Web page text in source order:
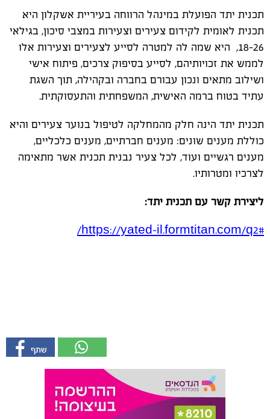
תכנית יתד הפועלת במינהל הרווחה בעיריית אשקלון היא
תכנית לאומית לקידום צעירים וצעירות במצבי סיכון, בגילאי
18-26, היא שמה לה למטרה לסייע לצעירים וצעירות אלו
לממש את זכויותיהם, לסייע בסיפוק צרכים, פיתוח אישי
ושילוב מתאים ונכון עבורם בחברה ובקהילה, תוך השגת
עתיד בטוח ברמה האישית, המשפחתית והתעסוקתית.
תכנית יתד הינה חלק מהמחלקה לטיפול בנוער צעירים והיא
כוללת מענים שונים: מענים חברתיים, מענים כלכליים,
מענים רגשיים ועוד, לכל צעיר נבנית תכנית אשר מתאימה
לצרכיו ומטרותיו.
ליצירת קשר עם תכנית יתד:
https://yated-il.formtitan.com/q2#/